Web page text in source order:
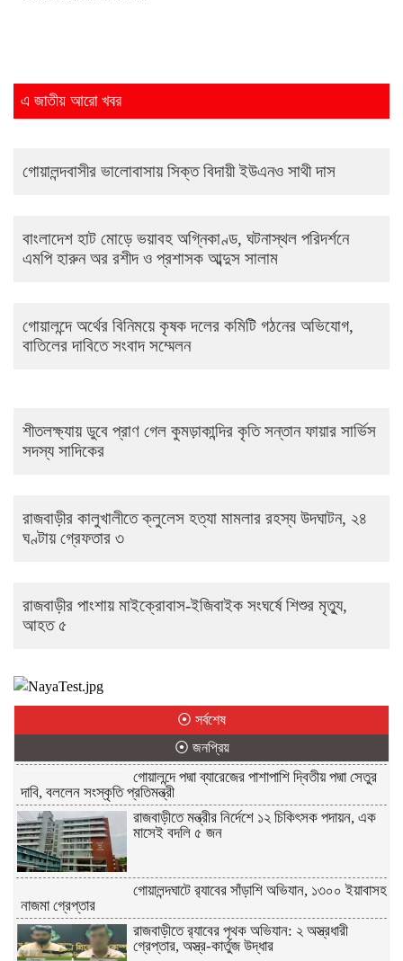
এ জাতীয় আরো খবর
গোয়ালন্দবাসীর ভালোবাসায় সিক্ত বিদায়ী ইউএনও সাথী দাস
বাংলাদেশ হাট মোড়ে ভয়াবহ অগ্নিকাণ্ড, ঘটনাস্থল পরিদর্শনে
এমপি হারুন অর রশীদ ও প্রশাসক আব্দুস সালাম
গোয়ালন্দে অর্থের বিনিময়ে কৃষক দলের কমিটি গঠনের অভিযোগ,
বাতিলের দাবিতে সংবাদ সম্মেলন
শীতলক্ষ্যায় ডুবে প্রাণ গেল কুমড়াকান্দির কৃতি সন্তান ফায়ার সার্ভিস
সদস্য সাদিকের
রাজবাড়ীর কালুখালীতে ক্লুলেস হত্যা মামলার রহস্য উদঘাটন, ২৪
ঘণ্টায় গ্রেফতার ৩
রাজবাড়ীর পাংশায় মাইক্রোবাস-ইজিবাইক সংঘর্ষে শিশুর মৃত্যু,
আহত ৫
⦿ সর্বশেষ
⦿ জনপ্রিয়
গোয়ালন্দে পদ্মা ব্যারেজের পাশাপাশি দ্বিতীয় পদ্মা সেতুর
দাবি, বললেন সংস্কৃতি প্রতিমন্ত্রী
রাজবাড়ীতে মন্ত্রীর নির্দেশে ১২ চিকিৎসক পদায়ন, এক
মাসেই বদলি ৫ জন
গোয়ালন্দঘাটে র‌্যাবের সাঁড়াশি অভিযান, ১৩০০ ইয়াবাসহ
নাজমা গ্রেপ্তার
রাজবাড়ীতে র‌্যাবের পৃথক অভিযান: ২ অস্ত্রধারী
গ্রেপ্তার, অস্ত্র-কার্তুজ উদ্ধার